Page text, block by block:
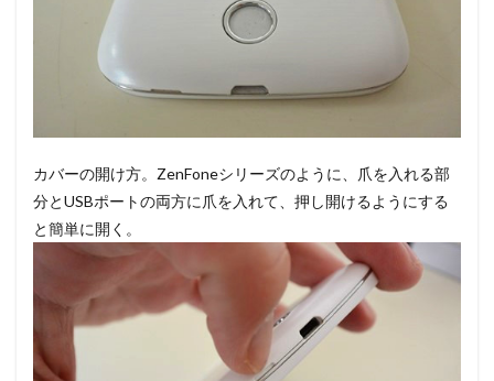
カバーの開け方。ZenFoneシリーズのように、爪を入れる部
分とUSBポートの両方に爪を入れて、押し開けるようにする
と簡単に開く。